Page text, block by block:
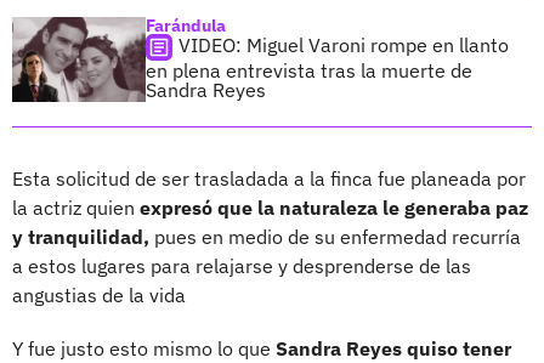
Farándula
VIDEO: Miguel Varoni rompe en llanto
en plena entrevista tras la muerte de
Sandra Reyes
Esta solicitud de ser trasladada a la finca fue planeada por
la actriz quien expresó que la naturaleza le generaba paz
y tranquilidad, pues en medio de su enfermedad recurría
a estos lugares para relajarse y desprenderse de las
angustias de la vida
Y fue justo esto mismo lo que Sandra Reyes quiso tener